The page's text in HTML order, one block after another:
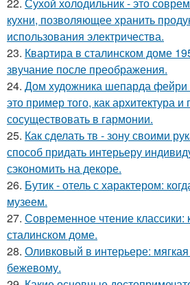
кухни, позволяющее хранить
использования электричества.
23. Квартира в сталинском доме
звучание после преображения.
24. Дом художника шепарда фейри
это пример того, как архитектура
сосуществовать в гармонии.
25. Как сделать тв - зону своими
способ придать интерьеру
сэкономить на декоре.
26. Бутик - отель с характером:
музеем.
27. Современное чтение классики:
сталинском доме.
28. Оливковый в интерьере:
бежевому.